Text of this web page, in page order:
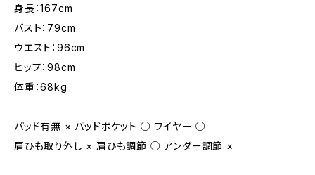
身長：167cm
バスト：79cm
ウエスト：96cm
ヒップ：98cm
体重：68kg
パッド有無 × パッドポケット ○ ワイヤー ○
肩ひも取り外し × 肩ひも調節 ○ アンダー調節 ×